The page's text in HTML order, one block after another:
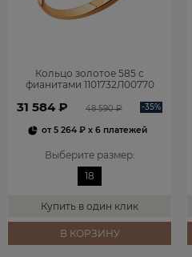
Кольцо золотое 585 с
фианитами 1101732Л00770
31 584 ₽ 48 590 ₽ -35%
от5 264 ₽ x 6 платежей
Выберите размер:
18
Купить в один клик
В КОРЗИНУ